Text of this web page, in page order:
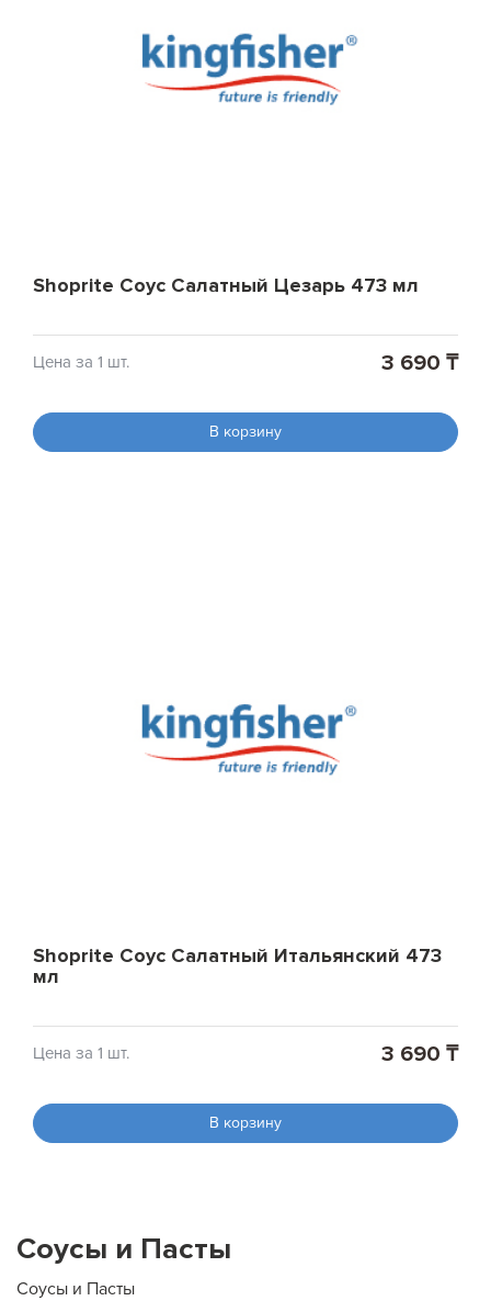
Shoprite Соус Салатный Цезарь 473 мл
Цена за 1 шт. 3 690 ₸
В корзину
Shoprite Соус Салатный Итальянский 473
мл
Цена за 1 шт. 3 690 ₸
В корзину
Соусы и Пасты
Соусы и Пасты